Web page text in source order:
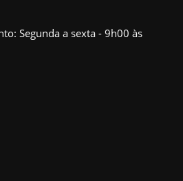
Segunda a sexta - 9h00 às